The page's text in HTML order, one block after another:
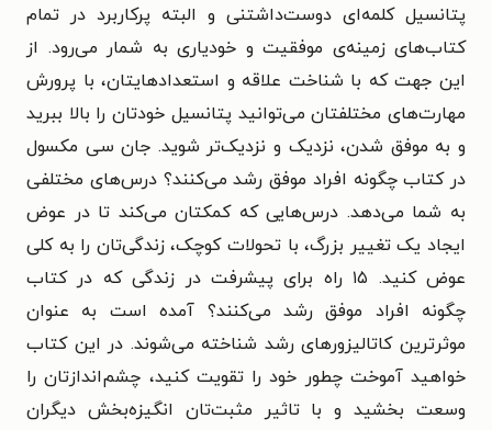
پتانسیل کلمه‌ای دوست‌داشتنی و البته پرکاربرد در تمام
کتاب‌های زمینه‌ی موفقیت و خودیاری به شمار می‌رود. از
این جهت که با شناخت علاقه و استعدادهایتان، با پرورش
مهارت‌های مختلفتان می‌توانید پتانسیل خودتان را بالا ببرید
و به موفق شدن، نزدیک و نزدیک‌تر شوید. جان سی مکسول
در کتاب چگونه افراد موفق رشد می‌کنند؟ درس‌های مختلفی
به شما می‌دهد. درس‌هایی که کمکتان می‌کند تا در عوض
ایجاد یک تغییر بزرگ، با تحولات کوچک، زندگی‌تان را به کلی
عوض کنید. ۱۵ راه برای پیشرفت در زندگی که در کتاب
چگونه افراد موفق رشد می‌کنند؟ آمده است به عنوان
موثرترین کاتالیزورهای رشد شناخته می‌شوند. در این کتاب
خواهید آموخت چطور خود را تقویت کنید، چشم‌اندازتان را
وسعت بخشید و با تاثیر مثبت‌تان انگیزه‌بخش دیگران